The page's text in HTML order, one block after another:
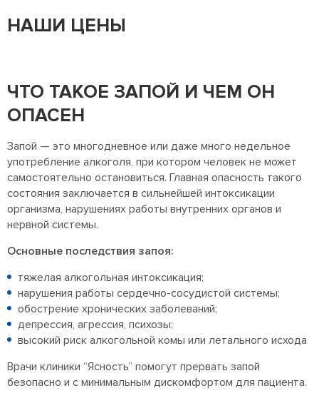
НАШИ ЦЕНЫ
ЧТО ТАКОЕ ЗАПОЙ И ЧЕМ ОН
ОПАСЕН
Запой — это многодневное или даже много недельное
употребление алкоголя, при котором человек не может
самостоятельно остановиться. Главная опасность такого
состояния заключается в сильнейшей интоксикации
организма, нарушениях работы внутренних органов и
нервной системы.
Основные последствия запоя:
тяжелая алкогольная интоксикация;
нарушения работы сердечно-сосудистой системы;
обострение хронических заболеваний;
депрессия, агрессия, психозы;
высокий риск алкогольной комы или летального исхода
Врачи клиники “Ясность” помогут прервать запой
безопасно и с минимальным дискомфортом для пациента.